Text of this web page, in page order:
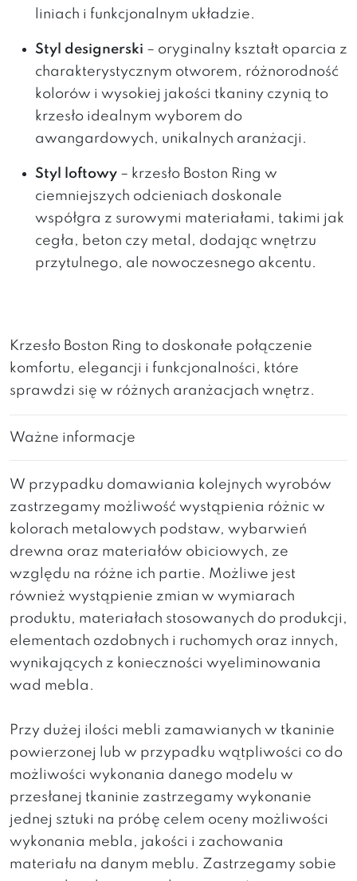
liniach i funkcjonalnym układzie.
Styl designerski – oryginalny kształt oparcia z
charakterystycznym otworem, różnorodność
kolorów i wysokiej jakości tkaniny czynią to
krzesło idealnym wyborem do
awangardowych, unikalnych aranżacji.
Styl loftowy – krzesło Boston Ring w
ciemniejszych odcieniach doskonale
współgra z surowymi materiałami, takimi jak
cegła, beton czy metal, dodając wnętrzu
przytulnego, ale nowoczesnego akcentu.
Krzesło Boston Ring to doskonałe połączenie
komfortu, elegancji i funkcjonalności, które
sprawdzi się w różnych aranżacjach wnętrz.
Ważne informacje
W przypadku domawiania kolejnych wyrobów
zastrzegamy możliwość wystąpienia różnic w
kolorach metalowych podstaw, wybarwień
drewna oraz materiałów obiciowych, ze
względu na różne ich partie. Możliwe jest
również wystąpienie zmian w wymiarach
produktu, materiałach stosowanych do produkcji,
elementach ozdobnych i ruchomych oraz innych,
wynikających z konieczności wyeliminowania
wad mebla.
Przy dużej ilości mebli zamawianych w tkaninie
powierzonej lub w przypadku wątpliwości co do
możliwości wykonania danego modelu w
przesłanej tkaninie zastrzegamy wykonanie
jednej sztuki na próbę celem oceny możliwości
wykonania mebla, jakości i zachowania
materiału na danym meblu. Zastrzegamy sobie